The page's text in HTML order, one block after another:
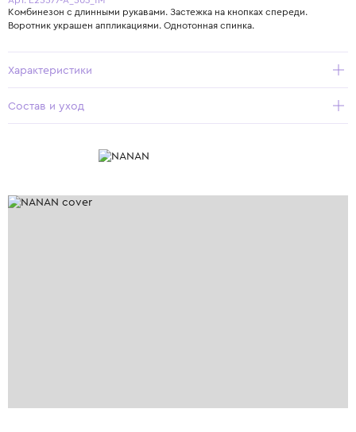
Комбинезон с длинными рукавами. Застежка на кнопках спереди.
Воротник украшен аппликациями. Однотонная спинка.
Характеристики
Состав и уход